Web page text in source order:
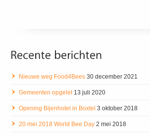
Nieuwe weg Food4Bees 30 december 2021
Gemeenten opgelet 13 juli 2020
Opening Bijenhotel in Boxtel 3 oktober 2018
20 mei 2018 World Bee Day 2 mei 2018